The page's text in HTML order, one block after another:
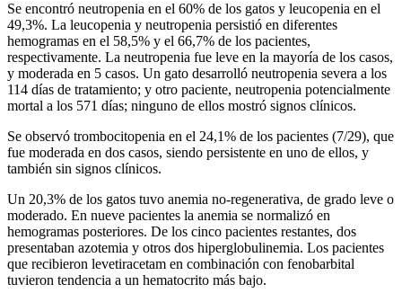
Se encontró neutropenia en el 60% de los gatos y leucopenia en el
49,3%. La leucopenia y neutropenia persistió en diferentes
hemogramas en el 58,5% y el 66,7% de los pacientes,
respectivamente. La neutropenia fue leve en la mayoría de los casos,
y moderada en 5 casos. Un gato desarrolló neutropenia severa a los
114 días de tratamiento; y otro paciente, neutropenia potencialmente
mortal a los 571 días; ninguno de ellos mostró signos clínicos.
Se observó trombocitopenia en el 24,1% de los pacientes (7/29), que
fue moderada en dos casos, siendo persistente en uno de ellos, y
también sin signos clínicos.
Un 20,3% de los gatos tuvo anemia no-regenerativa, de grado leve o
moderado. En nueve pacientes la anemia se normalizó en
hemogramas posteriores. De los cinco pacientes restantes, dos
presentaban azotemia y otros dos hiperglobulinemia. Los pacientes
que recibieron levetiracetam en combinación con fenobarbital
tuvieron tendencia a un hematocrito más bajo.